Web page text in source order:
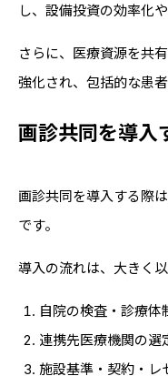
し、設備投資の効率化
さらに、医療資源を共
強化され、包括的な患
画診共同を導入
画診共同を導入する際
です。
導入の流れは、大きく
自院の検査・診療体
連携先医療機関の選
施設基準・契約・レ